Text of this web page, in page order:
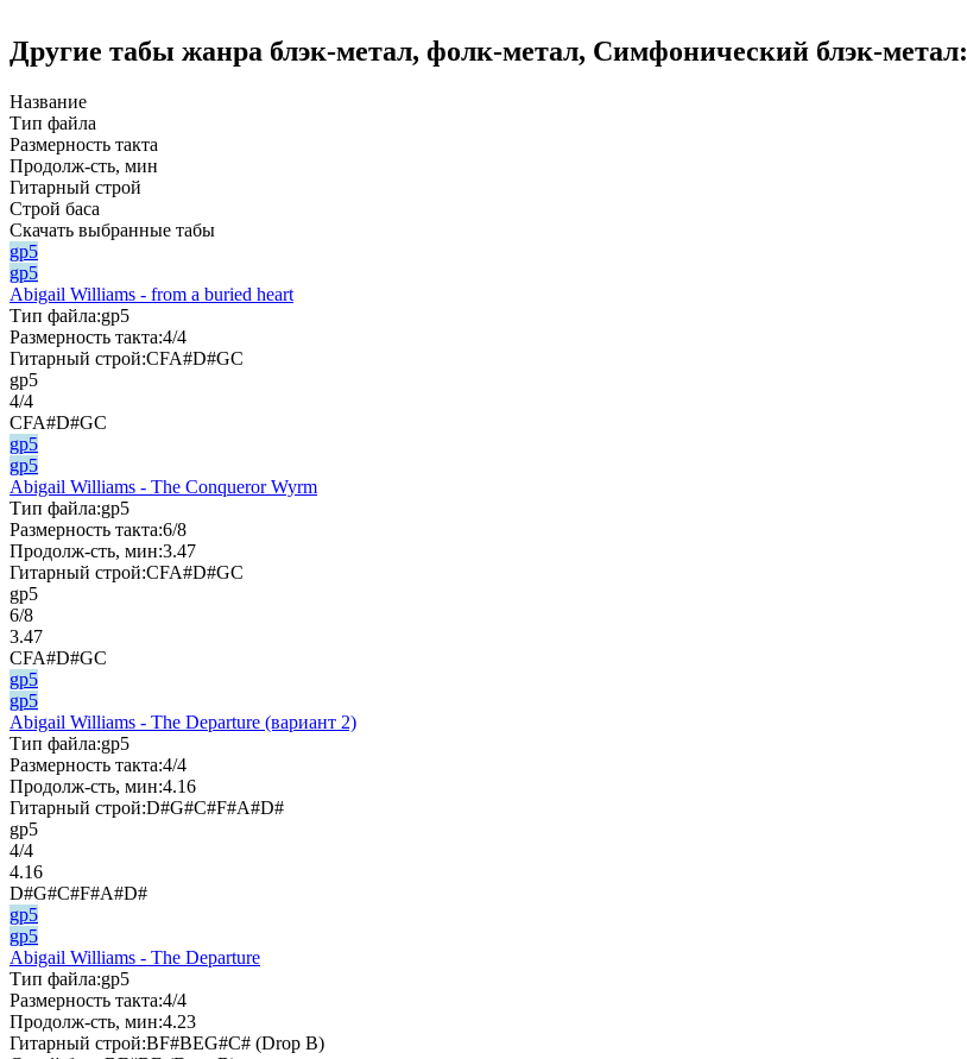
Другие табы жанра блэк-метал, фолк-метал, Симфонический блэк-метал:
Название
Тип файла
Размерность такта
Продолж-сть, мин
Гитарный строй
Строй баса
Скачать выбранные табы
gp5
gp5
Abigail Williams - from a buried heart
Тип файла:gp5
Размерность такта:4/4
Гитарный строй:CFA#D#GC
gp5
4/4
CFA#D#GC
gp5
gp5
Abigail Williams - The Conqueror Wyrm
Тип файла:gp5
Размерность такта:6/8
Продолж-сть, мин:3.47
Гитарный строй:CFA#D#GC
gp5
6/8
3.47
CFA#D#GC
gp5
gp5
Abigail Williams - The Departure (вариант 2)
Тип файла:gp5
Размерность такта:4/4
Продолж-сть, мин:4.16
Гитарный строй:D#G#C#F#A#D#
gp5
4/4
4.16
D#G#C#F#A#D#
gp5
gp5
Abigail Williams - The Departure
Тип файла:gp5
Размерность такта:4/4
Продолж-сть, мин:4.23
Гитарный строй:BF#BEG#C# (Drop B)